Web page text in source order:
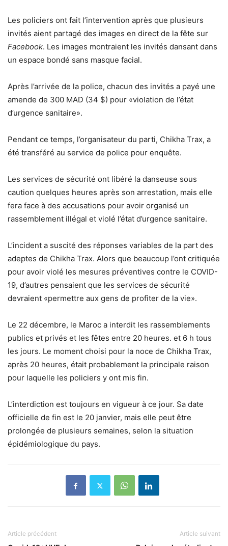
Les policiers ont fait l’intervention après que plusieurs
invités aient partagé des images en direct de la fête sur
Facebook. Les images montraient les invités dansant dans
un espace bondé sans masque facial.
Après l’arrivée de la police, chacun des invités a payé une
amende de 300 MAD (34 $) pour «violation de l’état
d’urgence sanitaire».
Pendant ce temps, l’organisateur du parti, Chikha Trax, a
été transféré au service de police pour enquête.
Les services de sécurité ont libéré la danseuse sous
caution quelques heures après son arrestation, mais elle
fera face à des accusations pour avoir organisé un
rassemblement illégal et violé l’état d’urgence sanitaire.
L’incident a suscité des réponses variables de la part des
adeptes de Chikha Trax. Alors que beaucoup l’ont critiquée
pour avoir violé les mesures préventives contre le COVID-
19, d’autres pensaient que les services de sécurité
devraient «permettre aux gens de profiter de la vie».
Le 22 décembre, le Maroc a interdit les rassemblements
publics et privés et les fêtes entre 20 heures. et 6 h tous
les jours. Le moment choisi pour la noce de Chikha Trax,
après 20 heures, était probablement la principale raison
pour laquelle les policiers y ont mis fin.
L’interdiction est toujours en vigueur à ce jour. Sa date
officielle de fin est le 20 janvier, mais elle peut être
prolongée de plusieurs semaines, selon la situation
épidémiologique du pays.
Article précédent Article suivant